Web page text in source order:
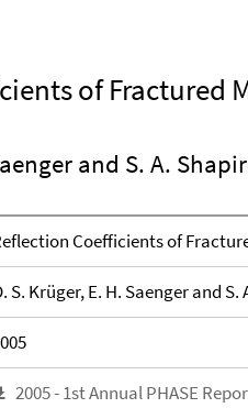
of Fractured
and S. A.
Coefficients of
S. Krüger, E. H. Saenger and S.
2005 - 1st Annual PHASE